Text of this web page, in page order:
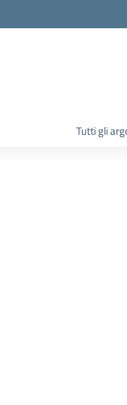
Tutti gli